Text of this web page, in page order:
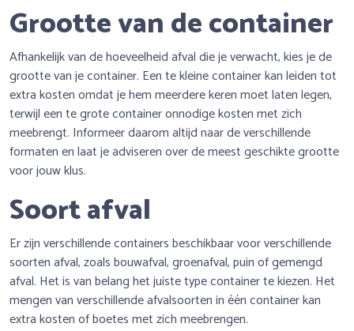
Grootte van de container
Afhankelijk van de hoeveelheid afval die je verwacht, kies je de
grootte van je container. Een te kleine container kan leiden tot
extra kosten omdat je hem meerdere keren moet laten legen,
terwijl een te grote container onnodige kosten met zich
meebrengt. Informeer daarom altijd naar de verschillende
formaten en laat je adviseren over de meest geschikte grootte
voor jouw klus.
Soort afval
Er zijn verschillende containers beschikbaar voor verschillende
soorten afval, zoals bouwafval, groenafval, puin of gemengd
afval. Het is van belang het juiste type container te kiezen. Het
mengen van verschillende afvalsoorten in één container kan
extra kosten of boetes met zich meebrengen.